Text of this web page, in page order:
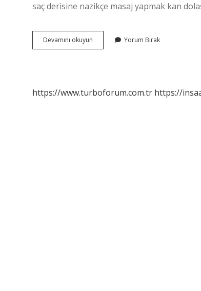
saç derisine nazikçe masaj yapmak kan
Devamını okuyun
Görünen
Yorum Bırak
https://www.turboforum.com.tr https://